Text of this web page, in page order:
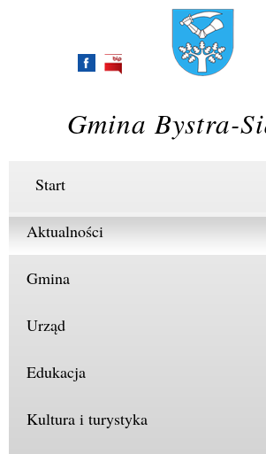
Przejdź
Gmina Bystra-
Start
Aktualności
Gmina
Urząd
Edukacja
Kultura i turystyka